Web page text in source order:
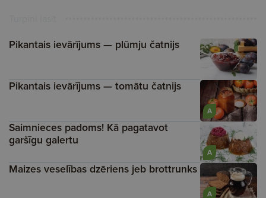
Pikantais ievārījums — plūmju čatnijs
A
Pikantais ievārījums — tomātu čatnijs
A
Saimnieces padoms! Kā pagatavot
garšīgu galertu
A
Maizes veselības dzēriens jeb brottrunks